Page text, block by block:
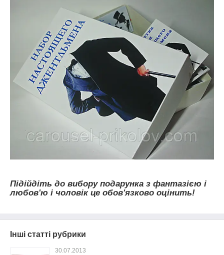
Підійдіть до вибору подарунка з фантазією і
любов'ю і чоловік це обов'язково оцінить!
Інші статті рубрики
30.07.2013